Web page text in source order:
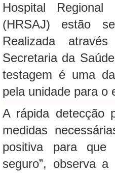
Hospital
(HRSAJ) estão
Realizada
Secretaria da
testagem é uma
pela unidade para o
A rápida detecção
medidas
positiva para
seguro”, observa